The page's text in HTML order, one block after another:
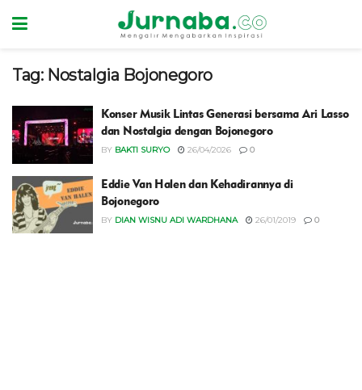
Tag: Nostalgia Bojonegoro
Konser Musik Lintas Generasi bersama Ari Lasso
dan Nostalgia dengan Bojonegoro
BY BAKTI SURYO 26/04/2026 0
Eddie Van Halen dan Kehadirannya di
Bojonegoro
BY DIAN WISNU ADI WARDHANA 26/01/2019 0